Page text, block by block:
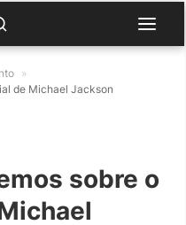
»
de Michael Jackson
sobre o